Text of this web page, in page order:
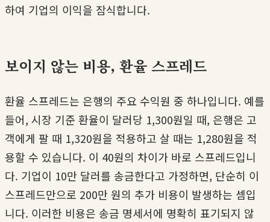
하여 기업의 이익을 잠식합니다.
보이지 않는 비용, 환율 스프레드
환율 스프레드는 은행의 주요 수익원 중 하나입니다. 예를
들어, 시장 기준 환율이 달러당 1,300원일 때, 은행은 고
객에게 팔 때 1,320원을 적용하고 살 때는 1,280원을 적
용할 수 있습니다. 이 40원의 차이가 바로 스프레드입니
다. 기업이 10만 달러를 송금한다고 가정하면, 단순히 이
스프레드만으로 200만 원의 추가 비용이 발생하는 셈입
니다. 이러한 비용은 송금 명세서에 명확히 표기되지 않